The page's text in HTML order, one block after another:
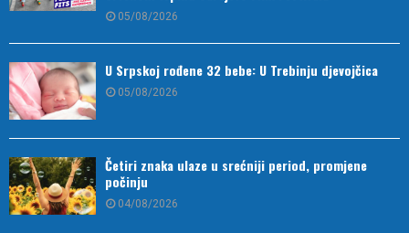
05/08/2026
U Srpskoj rođene 32 bebe: U Trebinju djevojčica
05/08/2026
Četiri znaka ulaze u srećniji period, promjene
počinju
04/08/2026